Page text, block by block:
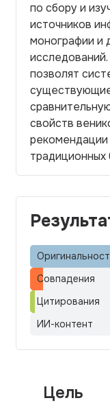
по сбору и
источников
монографии и
позволят
свойств
традиционных
Совпадения
Цитирования
ИИ-контент
Цель